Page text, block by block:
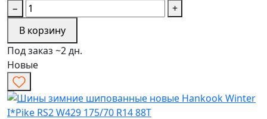
−
+
В корзину
Под заказ ~2 дн.
Новые